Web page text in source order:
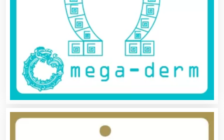
Bebidas
Belleza
Bordados y Estampados
Boutiques